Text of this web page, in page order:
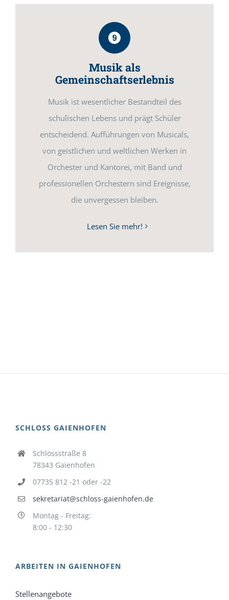
Musik als
Gemeinschaftserlebnis
Musik ist wesentlicher Bestandteil des
schulischen Lebens und prägt Schüler
entscheidend. Aufführungen von Musicals,
von geistlichen und weltlichen Werken in
Orchester und Kantorei, mit Band und
professionellen Orchestern sind Ereignisse,
die unvergessen bleiben.
Lesen Sie mehr!
SCHLOSS GAIENHOFEN
Schlossstraße 8
78343 Gaienhofen
07735 812 -21 oder -22
sekretariat@schloss-gaienhofen.de
Montag - Freitag:
8:00 - 12:30
ARBEITEN IN GAIENHOFEN
Stellenangebote